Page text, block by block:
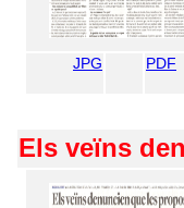
JPG PDF
Els veïns